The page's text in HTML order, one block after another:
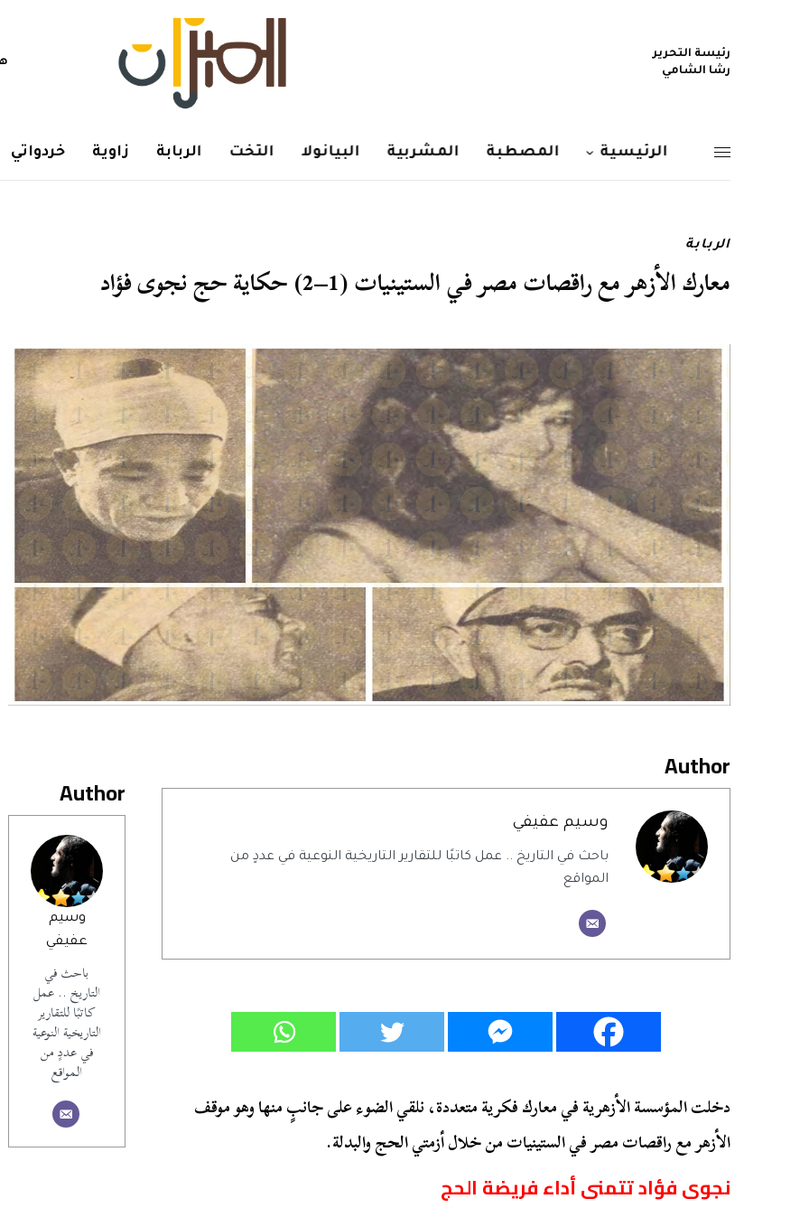
رئيسة التحرير
رشا الشامي
الرئيسية المصطبة المشربية البيانولا التخت الربابة زاوية خردواتي
الربابة
معارك الأزهر مع راقصات مصر في الستينيات (1–2) حكاية حج نجوى فؤاد
Author
وسيم
عفيفي
باحث في
التاريخ .. عمل
كاتبًا للتقارير
التاريخية النوعية
في عددٍ من
المواقع
Author
وسيم عفيفي
باحث في التاريخ .. عمل كاتبًا للتقارير التاريخية النوعية في عددٍ من
المواقع
دخلت المؤسسة الأزهرية في معارك فكرية متعددة، نلقي الضوء على جانبٍ منها وهو موقف
الأزهر مع راقصات مصر في الستينيات من خلال أزمتي الحج والبدلة.
نجوى فؤاد تتمنى أداء فريضة الحج